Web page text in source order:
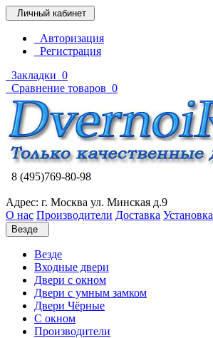
Личный кабинет
Авторизация
Регистрация
Закладки 0
Сравнение товаров 0
8 (495)769-80-98
Адрес: г. Москва ул. Минская д.9
О нас Производители Доставка Установка
Везде
Везде
Входные двери
Двери с окном
Двери с умным замком
Двери Чёрные
C окном
Производители